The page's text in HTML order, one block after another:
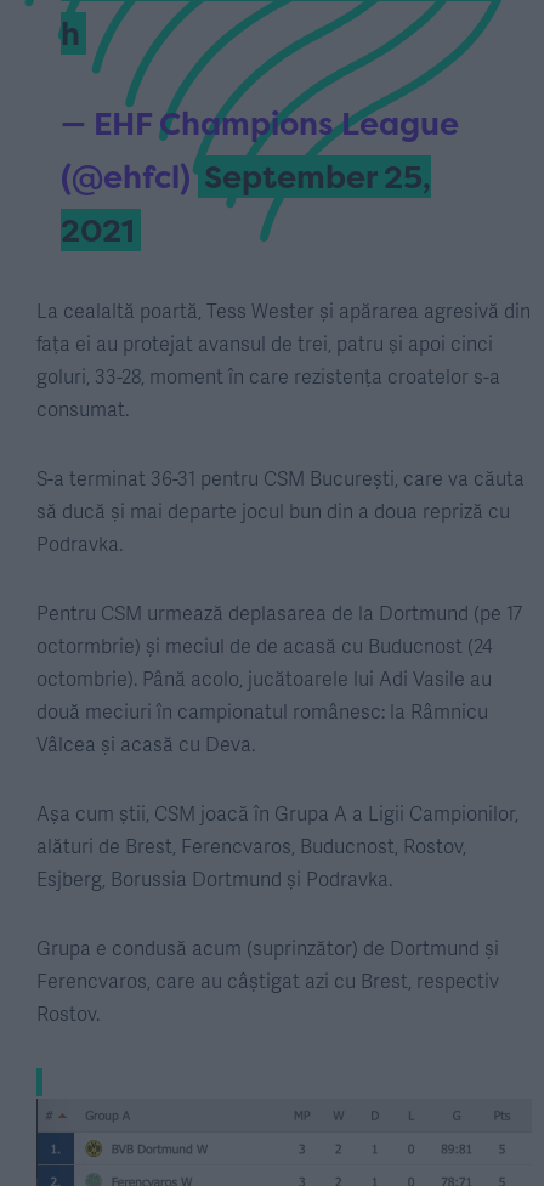
h
— EHF Champions League
(@ehfcl)September 25,
2021
La cealaltă poartă, Tess Wester și apărarea agresivă din
fața ei au protejat avansul de trei, patru și apoi cinci
goluri, 33-28, moment în care rezistența croatelor s-a
consumat.
S-a terminat 36-31 pentru CSM București, care va căuta
să ducă și mai departe jocul bun din a doua repriză cu
Podravka.
Pentru CSM urmează deplasarea de la Dortmund (pe 17
octormbrie) și meciul de de acasă cu Buducnost (24
octombrie). Până acolo, jucătoarele lui Adi Vasile au
două meciuri în campionatul românesc: la Râmnicu
Vâlcea și acasă cu Deva.
Așa cum știi, CSM joacă în Grupa A a Ligii Campionilor,
alături de Brest, Ferencvaros, Buducnost, Rostov,
Esjberg, Borussia Dortmund și Podravka.
Grupa e condusă acum (suprinzător) de Dortmund și
Ferencvaros, care au câștigat azi cu Brest, respectiv
Rostov.